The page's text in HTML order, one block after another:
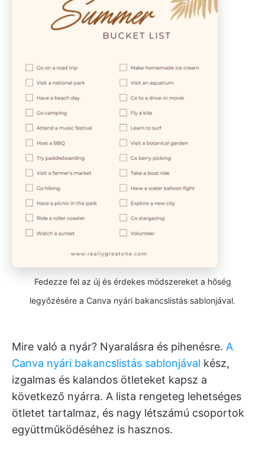
Fedezze fel az új és érdekes módszereket a hőség
legyőzésére a Canva nyári bakancslistás sablonjával.
Mire való a nyár? Nyaralásra és pihenésre. A
Canva nyári bakancslistás sablonjával kész,
izgalmas és kalandos ötleteket kapsz a
következő nyárra. A lista rengeteg lehetséges
ötletet tartalmaz, és nagy létszámú csoportok
együttműködéséhez is hasznos.